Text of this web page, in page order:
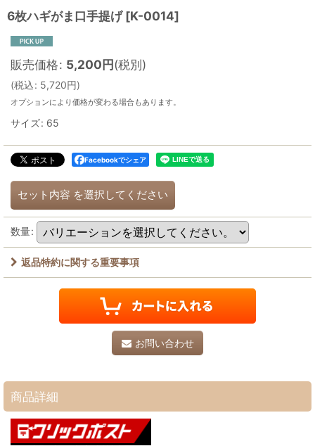
6枚ハギがま口手提げ [K-0014]
販売価格: 5,200円(税別)
(税込: 5,720円)
オプションにより価格が変わる場合もあります。
サイズ: 65
Facebookでシェア
セット内容 を選択してください
数量:
返品特約に関する重要事項
お問い合わせ
商品詳細